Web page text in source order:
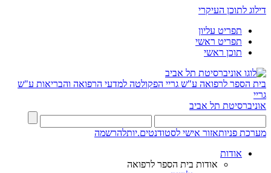
דילוג לתוכן העיקרי
תפריט עליון
תפריט ראשי
תוכן ראשי
בית הספר לרפואה ע"ש גריי הפקולטה למדעי הרפואה והבריאות ע"ש
גריי
אוניברסיטת תל אביב
מערכת פניותאזור אישי לסטודנטים.יותלהרשמה
אודות
אודות בית הספר לרפואה